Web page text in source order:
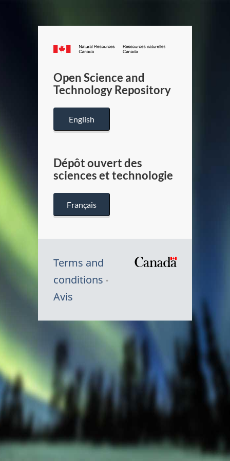
Canada.ca
/
Canada
Open Science and
Technology Repository
English
Dépôt ouvert des
sciences et technologie
Français
Terms and
conditions
Avis
Canada